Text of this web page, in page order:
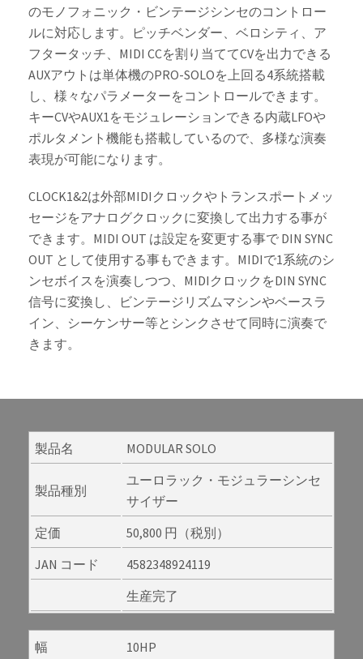
のモノフォニック・ビンテージシンセのコントロー
ルに対応します。ピッチベンダー、ベロシティ、ア
フタータッチ、MIDI CCを割り当ててCVを出力できる
AUXアウトは単体機のPRO-SOLOを上回る4系統搭載
し、様々なパラメーターをコントロールできます。
キーCVやAUX1をモジュレーションできる内蔵LFOや
ポルタメント機能も搭載しているので、多様な演奏
表現が可能になります。
CLOCK1&2は外部MIDIクロックやトランスポートメッ
セージをアナログクロックに変換して出力する事が
できます。MIDI OUT は設定を変更する事で DIN SYNC
OUT として使用する事もできます。MIDIで1系統のシ
ンセボイスを演奏しつつ、MIDIクロックをDIN SYNC
信号に変換し、ビンテージリズムマシンやベースラ
イン、シーケンサー等とシンクさせて同時に演奏で
きます。
製品名 MODULAR SOLO
製品種別
ユーロラック・モジュラーシンセ
サイザー
定価
50,800 円（税別）
JAN コード
4582348924119
生産完了
幅
10HP